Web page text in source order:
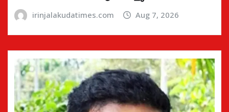
irinjalakudatimes.com Aug 7, 2026